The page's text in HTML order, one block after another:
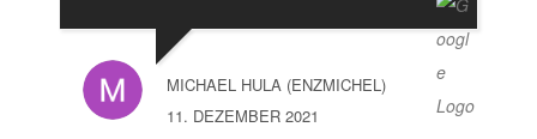
MICHAEL HULA (ENZMICHEL)
11. DEZEMBER 2021